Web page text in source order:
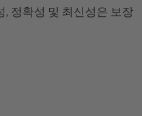
정확성 및 최신성은 보장